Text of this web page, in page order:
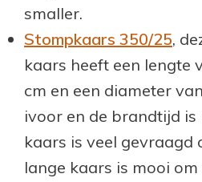
smaller.
Stompkaars 350/25,
kaars heeft een lengte
cm en een diameter
ivoor en de brandtijd is
kaars is veel gevraagd
lange kaars is mooi